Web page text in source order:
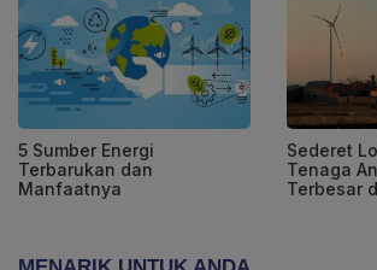
5 Sumber Energi
Terbarukan dan
Manfaatnya
Sederet
Tenaga
Terbesar